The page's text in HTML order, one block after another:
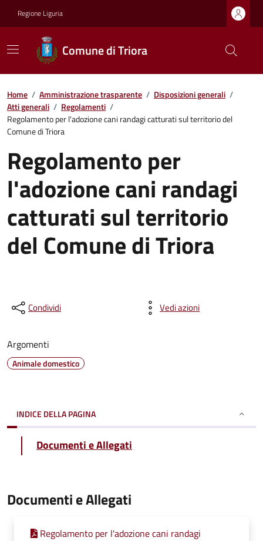
Regione Liguria
Comune di Triora
Home / Amministrazione trasparente / Disposizioni generali /
Atti generali / Regolamenti /
Regolamento per l'adozione cani randagi catturati sul territorio del
Comune di Triora
Regolamento per
l'adozione cani randagi
catturati sul territorio
del Comune di Triora
Condividi Vedi azioni
Argomenti
Animale domestico
INDICE DELLA PAGINA
Documenti e Allegati
Documenti e Allegati
Regolamento per l'adozione cani randagi